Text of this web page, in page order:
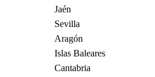
Jaén
Sevilla
Aragón
Islas Baleares
Cantabria